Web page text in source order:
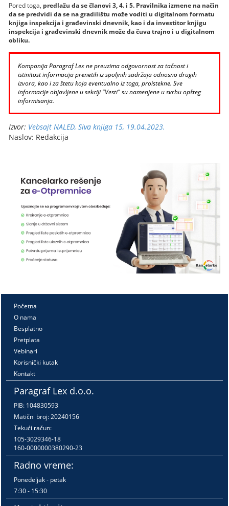
Pored toga, predlažu da se članovi 3, 4. i 5. Pravilnika izmene na način
da se predvidi da se na gradilištu može voditi u digitalnom formatu
knjiga inspekcija i građevinski dnevnik, kao i da investitor knjigu
inspekcija i građevinski dnevnik može da čuva trajno i u digitalnom
obliku.
Kompanija Paragraf Lex ne preuzima odgovornost za tačnost i
istinitost informacija prenetih iz spoljnih sadržaja odnosno drugih
izvora, kao i za štetu koja eventualno iz toga, proistekne. Sve
informacije objavljene u sekciji "Vesti" su namenjene u svrhu opšteg
informisanja.
Izvor: Vebsajt NALED, Siva knjiga 15, 19.04.2023.
Naslov: Redakcija
Početna
O nama
Besplatno
Pretplata
Vebinari
Korisnički kutak
Kontakt
Paragraf Lex d.o.o.
PIB: 104830593
Matični broj: 20240156
Tekući račun:
105-3029346-18
160-0000000380290-23
Radno vreme:
Ponedeljak - petak
7:30 - 15:30